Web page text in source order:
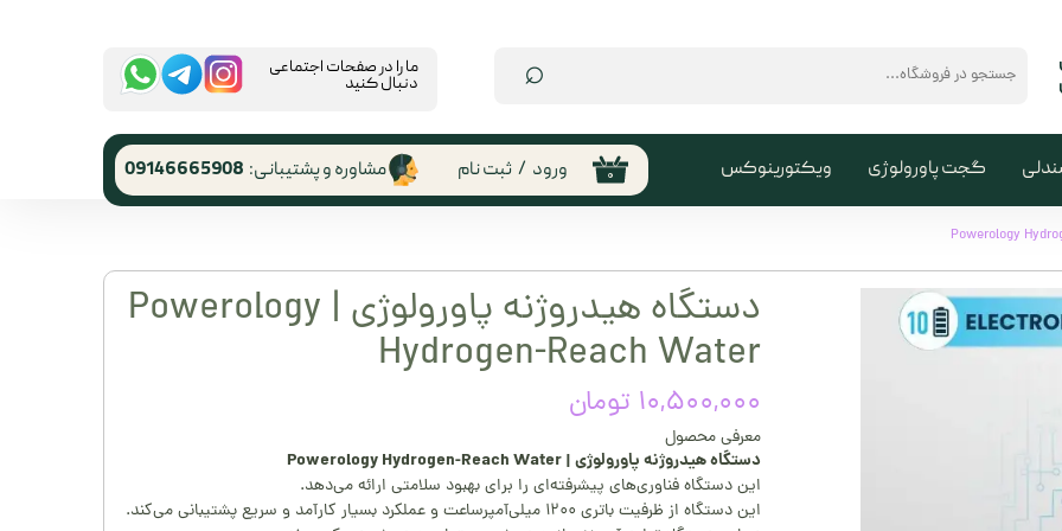
⌕
گجت پاورولوژی ویکتورینوکس ۰ ورود / ثبت نام
حساب کاربری
تغییر گذر واژه
سفارشات
خروج از حساب
مشاوره و پشتیبانی: 09146665908
​ما را در صفحات اجتماعی
دنبال کنید
دستگاه هیدروژنه پاورولوژی | Powerology
Hydrogen-Reach Water
۱۰,۵۰۰,۰۰۰ تومان
معرفی محصول
دستگاه هیدروژنه پاورولوژی | Powerology Hydrogen-Reach Water
این دستگاه فناوری‌های پیشرفته‌ای را برای بهبود سلامتی ارائه می‌دهد.
این دستگاه از ظرفیت باتری ۱۲۰۰ میلی‌آمپرساعت و عملکرد بسیار کارآمد و سریع پشتیبانی می‌کند.